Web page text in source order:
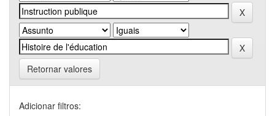
Retornar valores
Adicionar filtros: